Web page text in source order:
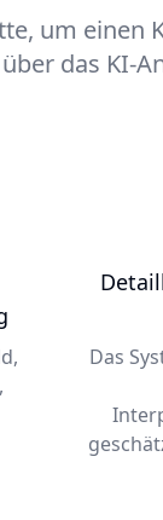
um einen
das KI-
Das